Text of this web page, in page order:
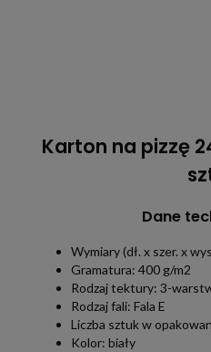
Karton na pizzę
Dane
Wymiary (dł. x szer. x
Gramatura: 400 g/m2
Rodzaj tektury: 3-
Rodzaj fali: Fala E
Liczba sztuk w
Kolor: biały